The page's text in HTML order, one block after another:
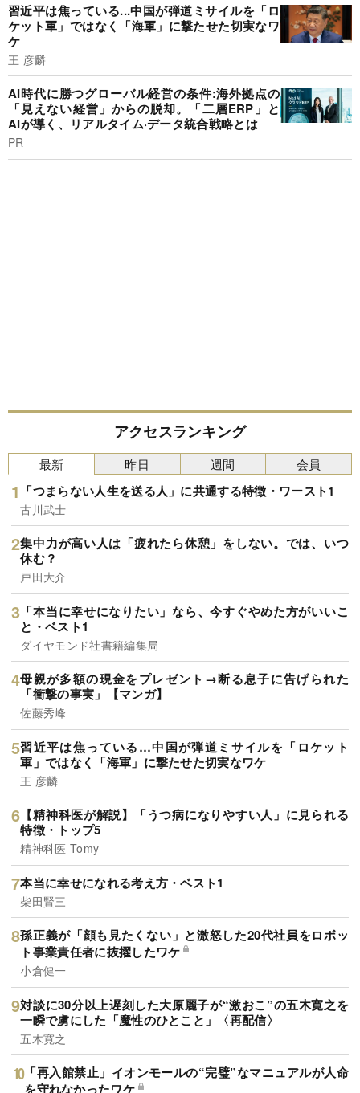
習近平は焦っている...中国が弾道ミサイルを「ロ
ケット軍」ではなく「海軍」に撃たせた切実なワ
ケ
王 彦麟
AI時代に勝つグローバル経営の条件:海外拠点の
「見えない経営」からの脱却。「二層ERP」と
AIが導く、リアルタイム·データ統合戦略とは
PR
アクセスランキング
最新
「つまらない人生を送る人」に共通する特徴・ワースト1
古川武士
集中力が高い人は「疲れたら休憩」をしない。では、いつ
休む？
戸田大介
「本当に幸せになりたい」なら、今すぐやめた方がいいこ
と・ベスト1
ダイヤモンド社書籍編集局
母親が多額の現金をプレゼント→断る息子に告げられた
「衝撃の事実」【マンガ】
佐藤秀峰
習近平は焦っている…中国が弾道ミサイルを「ロケット
軍」ではなく「海軍」に撃たせた切実なワケ
王 彦麟
【精神科医が解説】「うつ病になりやすい人」に見られる
特徴・トップ5
精神科医 Tomy
本当に幸せになれる考え方・ベスト1
柴田賢三
孫正義が「顔も見たくない」と激怒した20代社員をロボッ
ト事業責任者に抜擢したワケ
小倉健一
対談に30分以上遅刻した大原麗子が“激おこ”の五木寛之を
一瞬で虜にした「魔性のひとこと」〈再配信〉
五木寛之
「再入館禁止」イオンモールの“完璧”なマニュアルが人命
を守れなかったワケ
昨日 週間 会員